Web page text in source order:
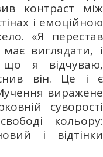
контраст між
і емоційною
«Я перестав
виглядати, і
я відчуваю,
він. Це і є
виражене
суворості
кольору:
і відтінки